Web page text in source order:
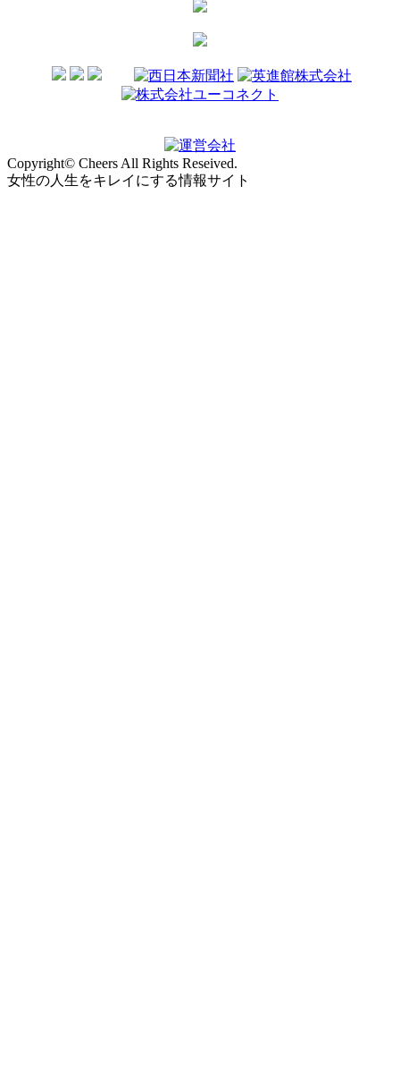
Copyright© Cheers All Rights Reseived.
女性の人生をキレイにする情報サイト